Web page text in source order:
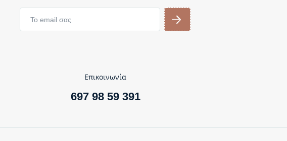
Επικοινωνία
697 98 59 391